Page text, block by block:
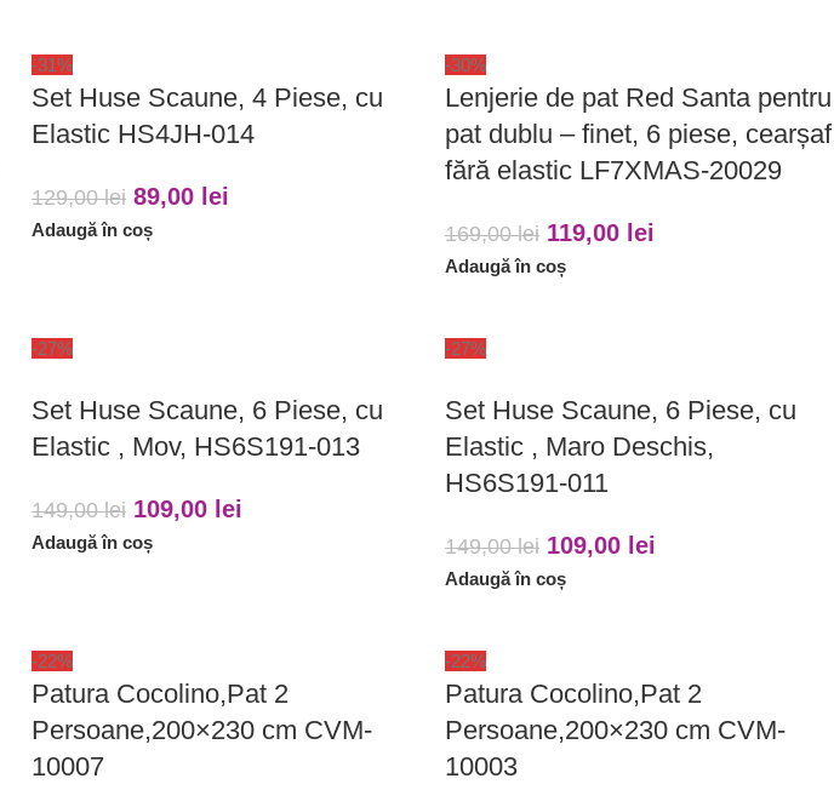
-31%
Set Huse Scaune, 4 Piese, cu
Elastic HS4JH-014
129,00lei 89,00 lei
Adaugă în coș
-30%
Lenjerie de pat Red Santa pentru
pat dublu – finet, 6 piese, cearșaf
fără elastic LF7XMAS-20029
169,00lei 119,00 lei
Adaugă în coș
-27%
Set Huse Scaune, 6 Piese, cu
Elastic , Mov, HS6S191-013
149,00lei 109,00 lei
Adaugă în coș
-27%
Set Huse Scaune, 6 Piese, cu
Elastic , Maro Deschis,
HS6S191-011
149,00lei 109,00 lei
Adaugă în coș
-22%
Patura Cocolino,Pat 2
Persoane,200×230 cm CVM-
10007
-22%
Patura Cocolino,Pat 2
Persoane,200×230 cm CVM-
10003